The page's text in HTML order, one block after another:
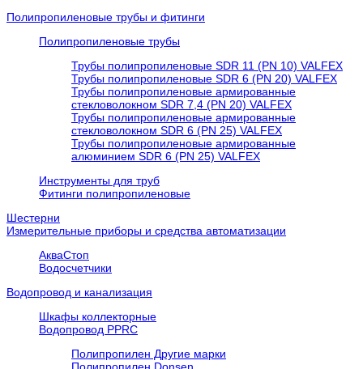
Полипропиленовые трубы и фитинги
Полипропиленовые трубы
Трубы полипропиленовые SDR 11 (PN 10) VALFEX
Трубы полипропиленовые SDR 6 (PN 20) VALFEX
Трубы полипропиленовые армированные
стекловолокном SDR 7,4 (PN 20) VALFEX
Трубы полипропиленовые армированные
стекловолокном SDR 6 (PN 25) VALFEX
Трубы полипропиленовые армированные
алюминием SDR 6 (PN 25) VALFEX
Инструменты для труб
Фитинги полипропиленовые
Шестерни
Измерительные приборы и средства автоматизации
АкваСтоп
Водосчетчики
Водопровод и канализация
Шкафы коллекторные
Водопровод PPRC
Полипропилен Другие марки